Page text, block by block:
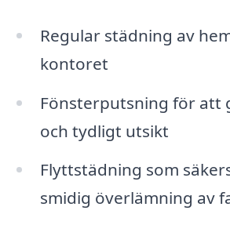
Regular städning av
kontoret
Fönsterputsning för att
och tydligt utsikt
Flyttstädning som
smidig överlämning av